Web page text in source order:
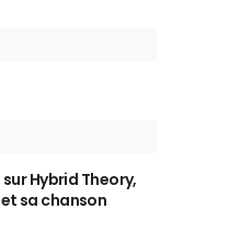
Hybrid Theory,
sa chanson